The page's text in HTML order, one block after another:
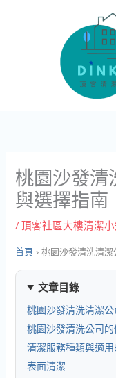
桃園沙發清
與選擇指南
/頂客社區大樓清潔
首頁 ›桃園沙發清洗清
文章目錄
桃園沙發清洗清潔
桃園沙發清洗公司
清潔服務種類與適
表面清潔